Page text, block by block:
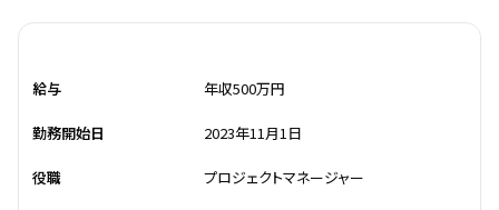
給与 年収500万円
勤務開始日 2023年11月1日
役職 プロジェクトマネージャー